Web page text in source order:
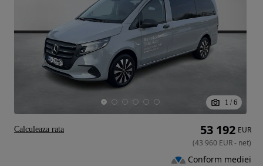
1 / 6
53 192 EUR
(43 960 EUR- net)
Conform mediei
Calculeaza rata